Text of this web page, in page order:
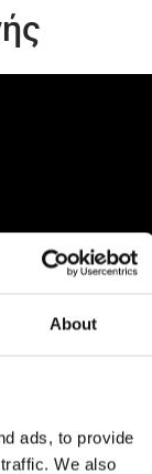
About
ads, to provide
We also